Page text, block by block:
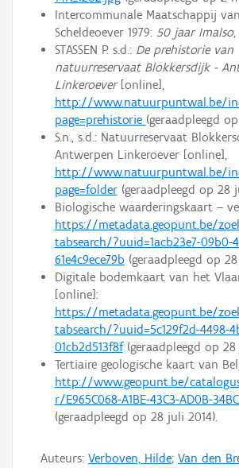
Intercommunale Maatschappij
Scheldeoever 1979: 50 jaar Imalso,
STASSEN P. s.d.: De prehistorie van
natuurreservaat Blokkersdijk -
Linkeroever[online],
http://www.natuurpuntwal.be/
page=prehistorie (geraadpleegd
S.n., s.d.: Natuurreservaat
Antwerpen Linkeroever [online],
http://www.natuurpuntwal.be/
page=folder(geraadpleegd op 28
Biologische waarderingskaart –
https://metadata.geopunt.be/
tabsearch/?uuid=1acb23e7-09b0-
61e4c9ece79b (geraadpleegd op
Digitale bodemkaart van het
[online]:
https://metadata.geopunt.be/
tabsearch/?uuid=5c129f2d-4498-
01cb2d513f8f(geraadpleegd op 28
Tertiaire geologische kaart van
http://www.geopunt.be/
r/E965C068-A1BE-43C3-AD0B-
(geraadpleegd op 28 juli 2014).
Auteurs: Verboven, Hilde; Van den